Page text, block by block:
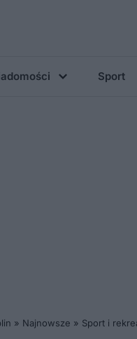
Sport
» Najnowsze » Sport i